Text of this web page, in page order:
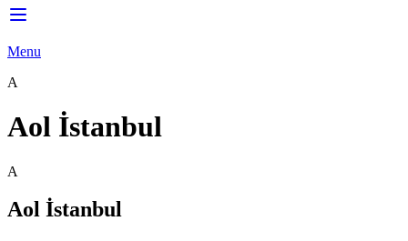
Menu
A
Aol İstanbul
A
Aol İstanbul